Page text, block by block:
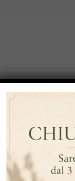
ARTICOLI RECENTI